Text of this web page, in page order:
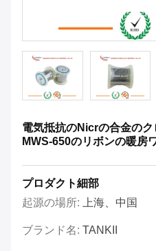
電気抵抗のNicrの合金の
MWS-650のリボンの暖房
プロダクト細部
起源の場所: 上海、中国
ブランド名: TANKII